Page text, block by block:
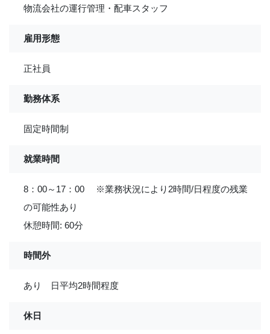
物流会社の運行管理・配車スタッフ
雇用形態
正社員
勤務体系
固定時間制
就業時間
8：00～17：00 ※業務状況により2時間/日程度の残業
の可能性あり
休憩時間: 60分
時間外
あり 日平均2時間程度
休日